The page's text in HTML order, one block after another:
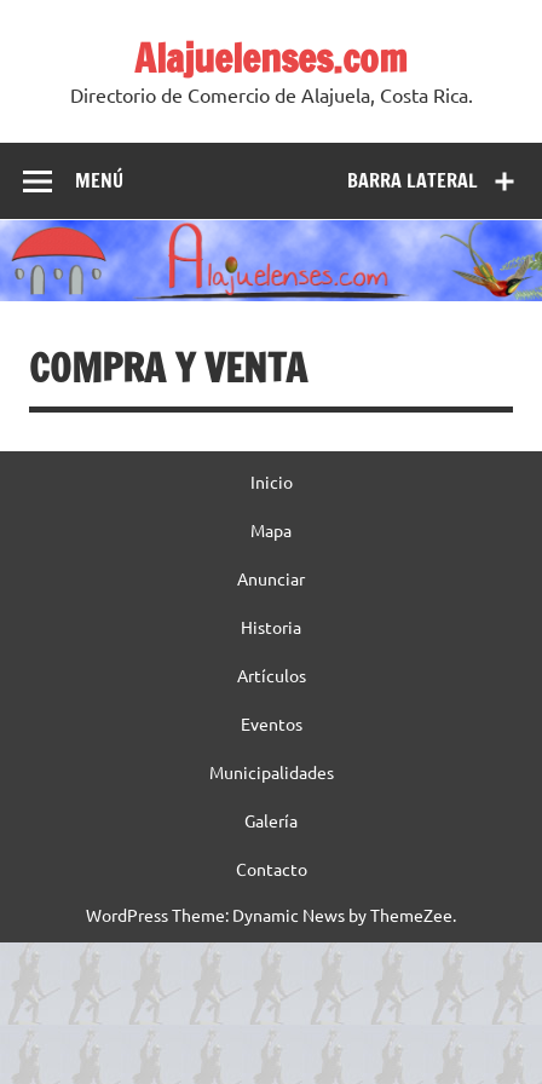
Alajuelenses.com
Directorio de Comercio de Alajuela, Costa Rica.
BARRA LATERAL
MENÚ
COMPRA Y VENTA
Inicio
Mapa
Anunciar
Historia
Artículos
Eventos
Municipalidades
Galería
Contacto
WordPress Theme: Dynamic News by ThemeZee.